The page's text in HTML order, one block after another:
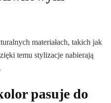
materiałach, takich jak
temu stylizacje nabierają
pasuje do